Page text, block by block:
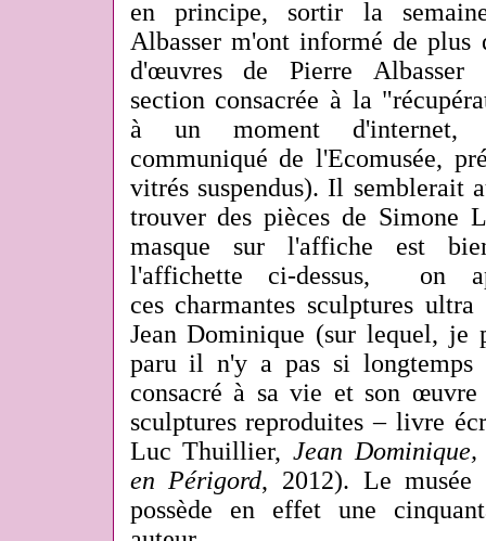
en principe, sortir la
Albasser m'ont informé de
d'œuvres de Pierre Albasser
section consacrée à la
à un moment
communiqué de l'Ecomusée,
vitrés suspendus). Il semblerait
trouver des pièces de Simone
masque sur l'affiche est
l'affichette ci-dessus, on
ces charmantes sculptures
Jean Dominique (sur lequel, je
paru il n'y a pas si longtemps
consacré à sa vie et son
sculptures reproduites – livre
Luc Thuillier,Jean
en Périgord, 2012). Le musée
possède en effet une